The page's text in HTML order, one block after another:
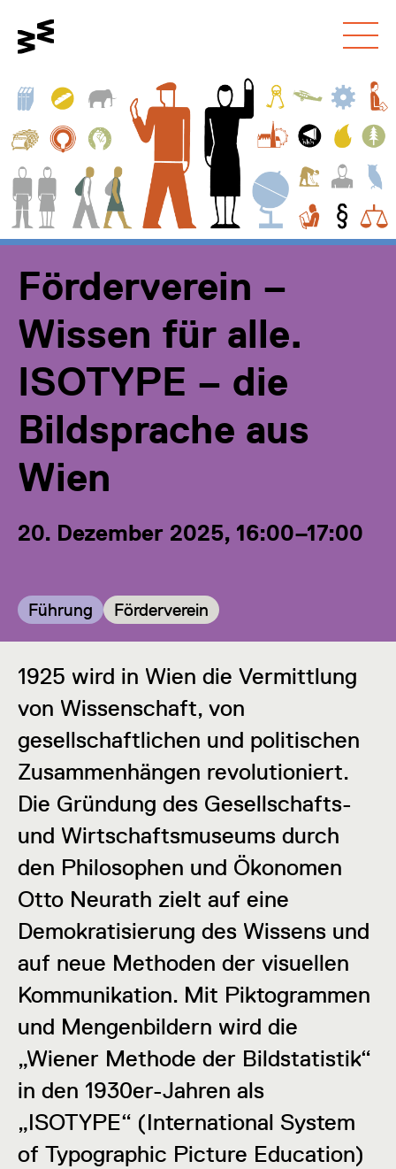
Hauptinhalt
Kontrastmodus um
Barrierefreiheitsseite
Förderverein –
Wissen für alle.
ISOTYPE – die
Bildsprache aus
Wien
20. Dezember 2025, 16:00–17:00
Kategorie:
Führung Kategorie:
Förderverein
1925 wird in Wien die Vermittlung
von Wissenschaft, von
gesellschaftlichen und politischen
Zusammenhängen revolutioniert.
Die Gründung des Gesellschafts-
und Wirtschaftsmuseums durch
den Philosophen und Ökonomen
Otto Neurath zielt auf eine
Demokratisierung des Wissens und
auf neue Methoden der visuellen
Kommunikation. Mit Piktogrammen
und Mengenbildern wird die
„Wiener Methode der Bildstatistik“
in den 1930er-Jahren als
„ISOTYPE“ (International System
of Typographic Picture Education)